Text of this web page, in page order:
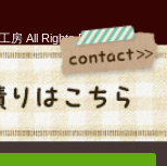
房 All Rights Reserved.